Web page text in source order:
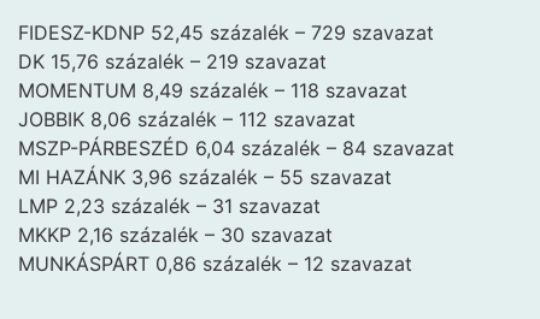
FIDESZ-KDNP 52,45 százalék – 729 szavazat
DK 15,76 százalék – 219 szavazat
MOMENTUM 8,49 százalék – 118 szavazat
JOBBIK 8,06 százalék – 112 szavazat
MSZP-PÁRBESZÉD 6,04 százalék – 84 szavazat
MI HAZÁNK 3,96 százalék – 55 szavazat
LMP 2,23 százalék – 31 szavazat
MKKP 2,16 százalék – 30 szavazat
MUNKÁSPÁRT 0,86 százalék – 12 szavazat